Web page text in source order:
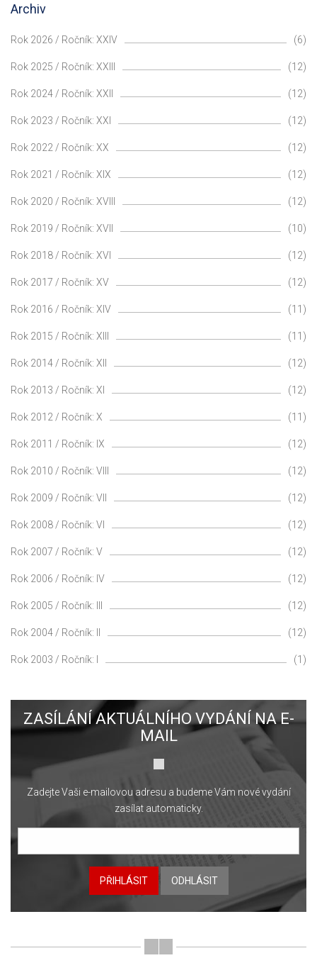
Archiv
Rok 2026 / Ročník: XXIV (6)
Rok 2025 / Ročník: XXIII (12)
Rok 2024 / Ročník: XXII (12)
Rok 2023 / Ročník: XXI (12)
Rok 2022 / Ročník: XX (12)
Rok 2021 / Ročník: XIX (12)
Rok 2020 / Ročník: XVIII (12)
Rok 2019 / Ročník: XVII (10)
Rok 2018 / Ročník: XVI (12)
Rok 2017 / Ročník: XV (12)
Rok 2016 / Ročník: XIV (11)
Rok 2015 / Ročník: XIII (11)
Rok 2014 / Ročník: XII (12)
Rok 2013 / Ročník: XI (12)
Rok 2012 / Ročník: X (11)
Rok 2011 / Ročník: IX (12)
Rok 2010 / Ročník: VIII (12)
Rok 2009 / Ročník: VII (12)
Rok 2008 / Ročník: VI (12)
Rok 2007 / Ročník: V (12)
Rok 2006 / Ročník: IV (12)
Rok 2005 / Ročník: III (12)
Rok 2004 / Ročník: II (12)
Rok 2003 / Ročník: I (1)
ZASÍLÁNÍ AKTUÁLNÍHO VYDÁNÍ NA E-
MAIL
Zadejte Vaši e-mailovou adresu a budeme Vám nové vydání
zasílat automaticky.
PŘIHLÁSIT ODHLÁSIT